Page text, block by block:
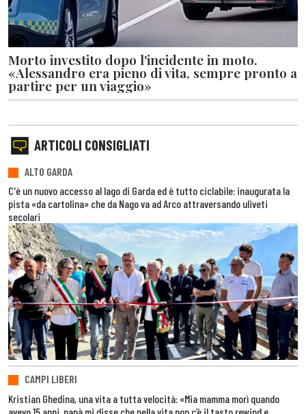
Morto investito dopo l'incidente in moto.
«Alessandro era pieno di vita, sempre pronto a
partire per un viaggio»
ARTICOLI CONSIGLIATI
ALTO GARDA
C'è un nuovo accesso al lago di Garda ed è tutto ciclabile: inaugurata la
pista «da cartolina» che da Nago va ad Arco attraversando uliveti
secolari
CAMPI LIBERI
Kristian Ghedina, una vita a tutta velocità: «Mia mamma morì quando